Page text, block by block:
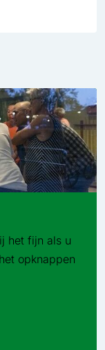
het fijn als u
opknappen